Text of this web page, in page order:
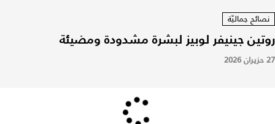
نصائح جماليّة
روتين جينيفر لوبيز لبشرة مشدودة ومضيئة
27 حزيران 2026